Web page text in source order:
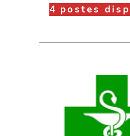
4 postes